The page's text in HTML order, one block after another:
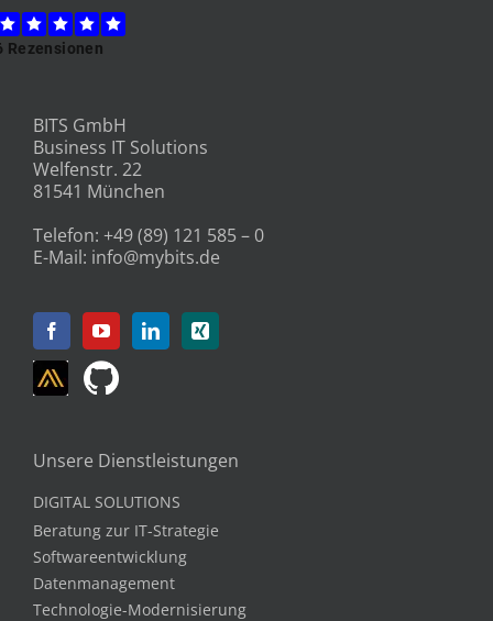
BITS GmbH
Business IT Solutions
Welfenstr. 22
81541 München
Telefon: +49 (89) 121 585 – 0
E-Mail: info@mybits.de
Unsere Dienstleistungen
DIGITAL SOLUTIONS
Beratung zur IT-Strategie
Softwareentwicklung
Datenmanagement
Technologie-Modernisierung